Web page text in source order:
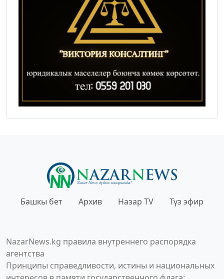
Башкы бет Архив Назар TV Түз эфир
NazarNews.kg правила внутреннего распорядка
агентства
Принципы справедливости, истины и национальных